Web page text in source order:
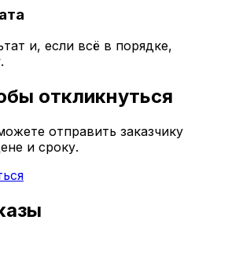
и, если всё в порядке,
откликнуться
отправить заказчику
и сроку.